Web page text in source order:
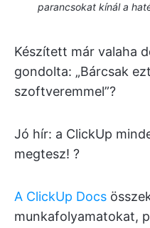
parancsokat kínál a
Készített már valaha
gondolta: „Bárcsak
szoftveremmel”?
Jó hír: a ClickUp
megtesz! ?
A ClickUp Docs
munkafolyamatokat,